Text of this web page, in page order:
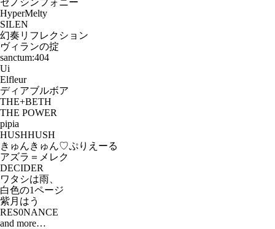
HyperMelty
SILEN
幻奏リフレクション
ヴィランの掟
sanctum:404
Ui
Elfleur
ディアブルボア
THE+BETH
THE POWER
pipia
HUSHHUSH
きゅんきゅん♡ぷりえーる
アズラ＝メレク
DECIDER
ワタシは雨、
白色の1ページ
紫月はう
RES0NANCE
and more…